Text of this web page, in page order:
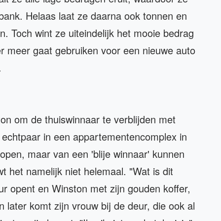
Helaas laat ze daarna ook tonnen en
Toch wint ze uiteindelijk het mooie bedrag
meer gaat gebruiken voor een nieuwe auto
om de thuiswinnaar te verblijden met
in een appartementencomplex in
maar van een 'blije winnaar' kunnen
het namelijk niet helemaal. "Wat is dit
opent en Winston met zijn gouden koffer,
later komt zijn vrouw bij de deur, die ook al